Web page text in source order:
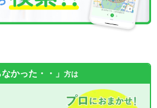
かった・・」 方は